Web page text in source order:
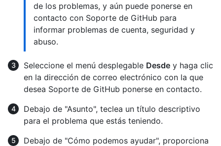
de los problemas, y aún puede ponerse en
contacto con Soporte de GitHub para
informar problemas de cuenta, seguridad y
abuso.
Seleccione el menú desplegable Desde y haga clic
en la dirección de correo electrónico con la que
desea Soporte de GitHub ponerse en contacto.
Debajo de "Asunto", teclea un título descriptivo
para el problema que estás teniendo.
Debajo de "Cómo podemos ayudar", proporciona